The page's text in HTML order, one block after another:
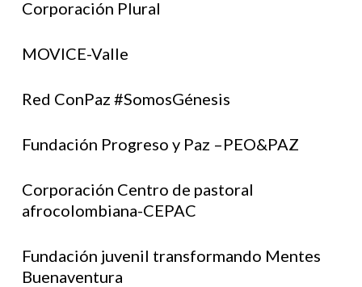
Corporación Plural
MOVICE-Valle
Red ConPaz #SomosGénesis
Fundación Progreso y Paz –PEO&PAZ
Corporación Centro de pastoral
afrocolombiana-CEPAC
Fundación juvenil transformando Mentes
Buenaventura